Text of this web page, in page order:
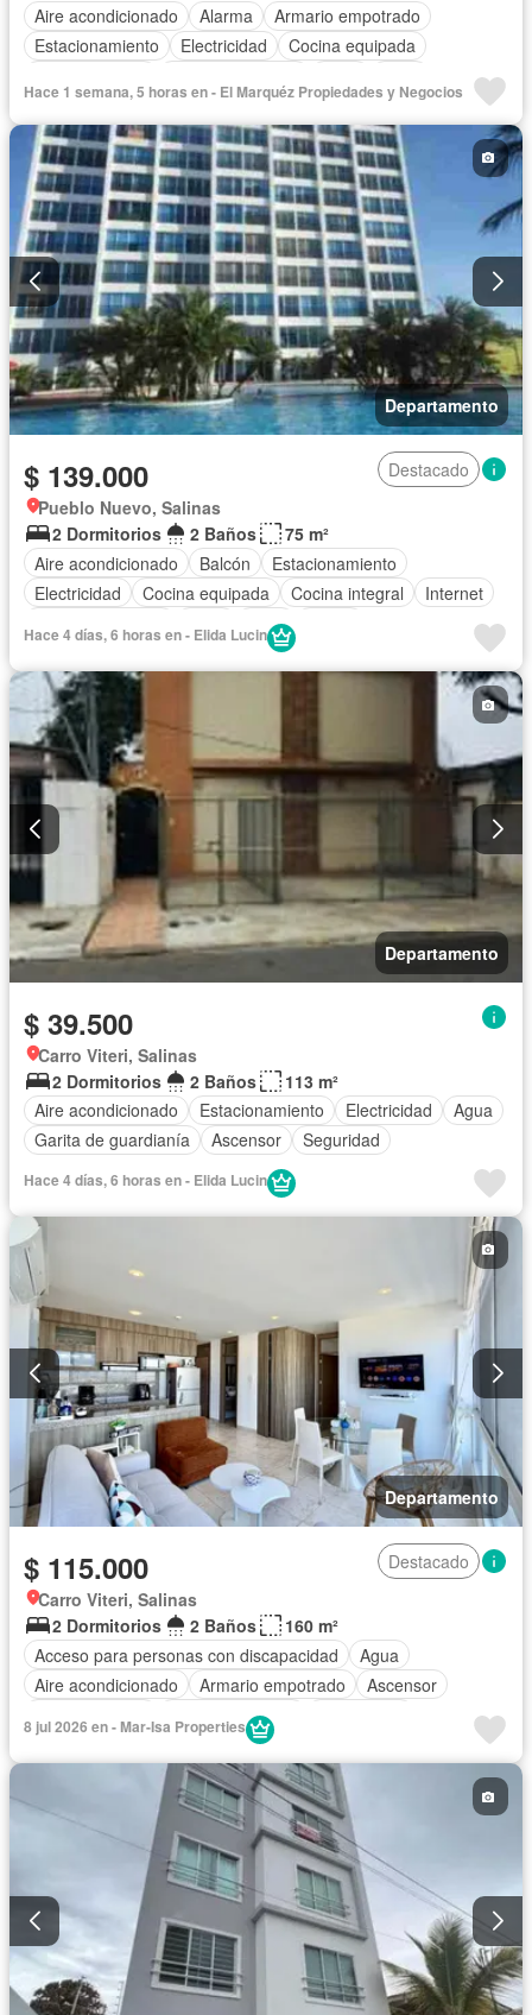
Aire acondicionado
Alarma
Armario empotrado
Estacionamiento
Electricidad
Cocina equipada
Área para niños
Ascensor
Acceso para personas con discapacidad
Jardín
Parrilla
Garita de guardianía
Gimnasio Seguridad
Piscina
Completamente amoblado
Hace 1 semana, 5 horas en - El Marquéz Propiedades y Negocios
Departamento
$ 139.000
Destacado
Pueblo Nuevo, Salinas
2 Dormitorios
2 Baños
75 m²
Aire acondicionado
Balcón
Estacionamiento
Electricidad
Cocina equipada Cocina integral
Internet
Patio
Ascensor
Completamente amoblado
Hace 4 días, 6 horas en - Elida Lucin
Departamento
$ 39.500
Carro Viteri, Salinas
2 Dormitorios
2 Baños
113 m²
Aire acondicionado
Estacionamiento Electricidad
Agua
Garita de guardianía
Ascensor Seguridad
Hace 4 días, 6 horas en - Elida Lucin
Departamento
$ 115.000
Destacado
Carro Viteri, Salinas
2 Dormitorios
2 Baños
160 m²
Acceso para personas con discapacidad
Agua
Aire acondicionado
Armario empotrado
Ascensor
Cocina equipada
Estacionamiento
Gimnasio
Garita de guardianía
Jacuzzi Patio Piscina Conserje
Terraza Vista panorámica
Completamente amoblado
8 jul 2026 en - Mar-Isa Properties